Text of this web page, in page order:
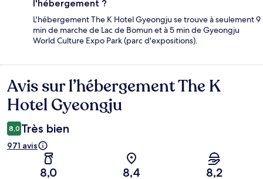
l'hébergement ?
L'hébergement The K Hotel Gyeongju se trouve à seulement 9
min de marche de Lac de Bomun et à 5 min de Gyeongju
World Culture Expo Park (parc d'expositions).
Avis
Avis sur l’hébergement The K
Hotel Gyeongju
8,0 Très bien
971 avis
8,0 8,4 8,2